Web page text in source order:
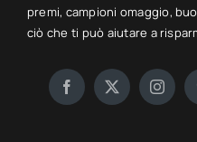
premi, campioni omaggio,
ciò che ti può aiutare a